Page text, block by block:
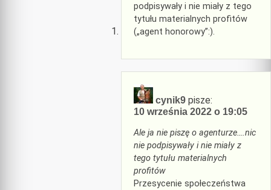
podpisywały i nie miały z tego
tytułu materialnych profitów
(„agent honorowy”:).
cynik9 pisze:
10 września 2022 o 19:05
Ale ja nie piszę o agenturze….nic
nie podpisywały i nie miały z
tego tytułu materialnych
profitów
Przesycenie społeczeństwa